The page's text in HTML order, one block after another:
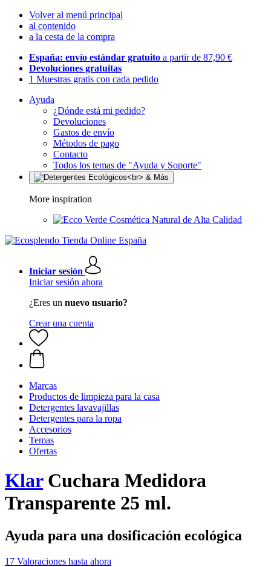
Volver al menú principal
al contenido
a la cesta de la compra
España: envío estándar gratuito a partir de 87,90 €
Devoluciones gratuitas
1 Muestras gratis con cada pedido
Ayuda
¿Dónde está mi pedido?
Devoluciones
Gastos de envío
Métodos de pago
Contacto
Todos los temas de "Ayuda y Soporte"
More inspiration
Cosmética Natural de Alta Calidad
Iniciar sesión
Iniciar sesión ahora
¿Eres un nuevo usuario?
Crear una cuenta
Marcas
Productos de limpieza para la casa
Detergentes lavavajillas
Detergentes para la ropa
Accesorios
Temas
Ofertas
KlarCuchara Medidora
Transparente 25 ml.
Ayuda para una dosificación ecológica
17 Valoraciones hasta ahora